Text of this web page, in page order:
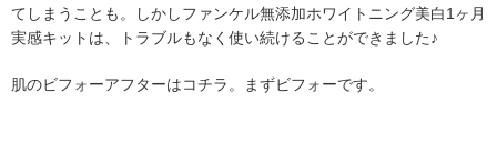
てしまうことも。しかしファンケル無添加ホワイトニング美白1ヶ月
実感キットは、トラブルもなく使い続けることができました♪
肌のビフォーアフターはコチラ。まずビフォーです。